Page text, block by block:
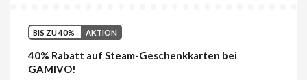
BIS ZU 40% AKTION
40% Rabatt auf Steam-Geschenkkarten bei
GAMIVO!